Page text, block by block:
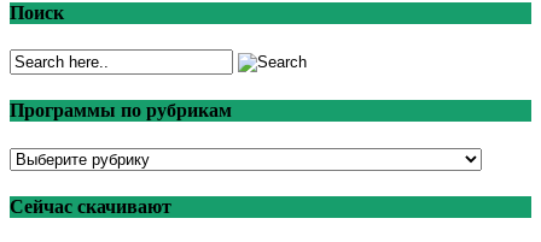
Поиск
Программы по рубрикам
Программы
рубрикам
Сейчас скачивают